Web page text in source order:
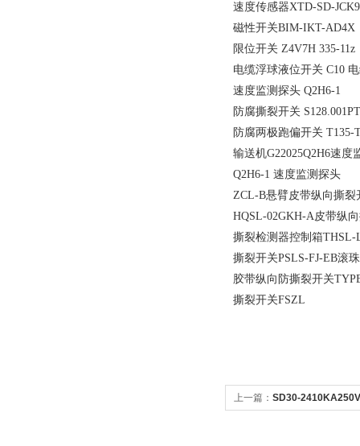
速度传感器XTD-SD-JCK9
磁性开关BIM-IKT-AD4X
限位开关 Z4V7H 335-11z
电缆浮球液位开关 C10
速度监测探头 Q2H6-1
防腐撕裂开关
防腐两极跑偏开关 T135-
输送机G22025Q2H6速度
Q2H6-1 速度监测探头
ZCL-B悬臂皮带纵向撕裂
HQSL-02GKH-A皮带纵
撕裂检测器控制箱THSL-
撕裂开关PSLS-FJ-EB滚
胶带纵向防撕裂开关
撕裂开关FSZL
上一篇： SD30-